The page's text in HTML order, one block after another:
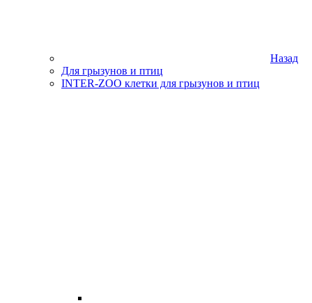
Назад
Для грызунов и птиц
INTER-ZOO клетки для грызунов и птиц